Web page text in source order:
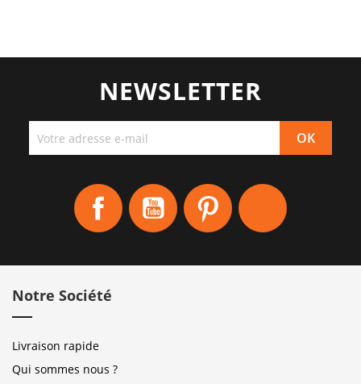
NEWSLETTER
Facebook YouTube Pinterest
Notre Société
Livraison rapide
Qui sommes nous ?